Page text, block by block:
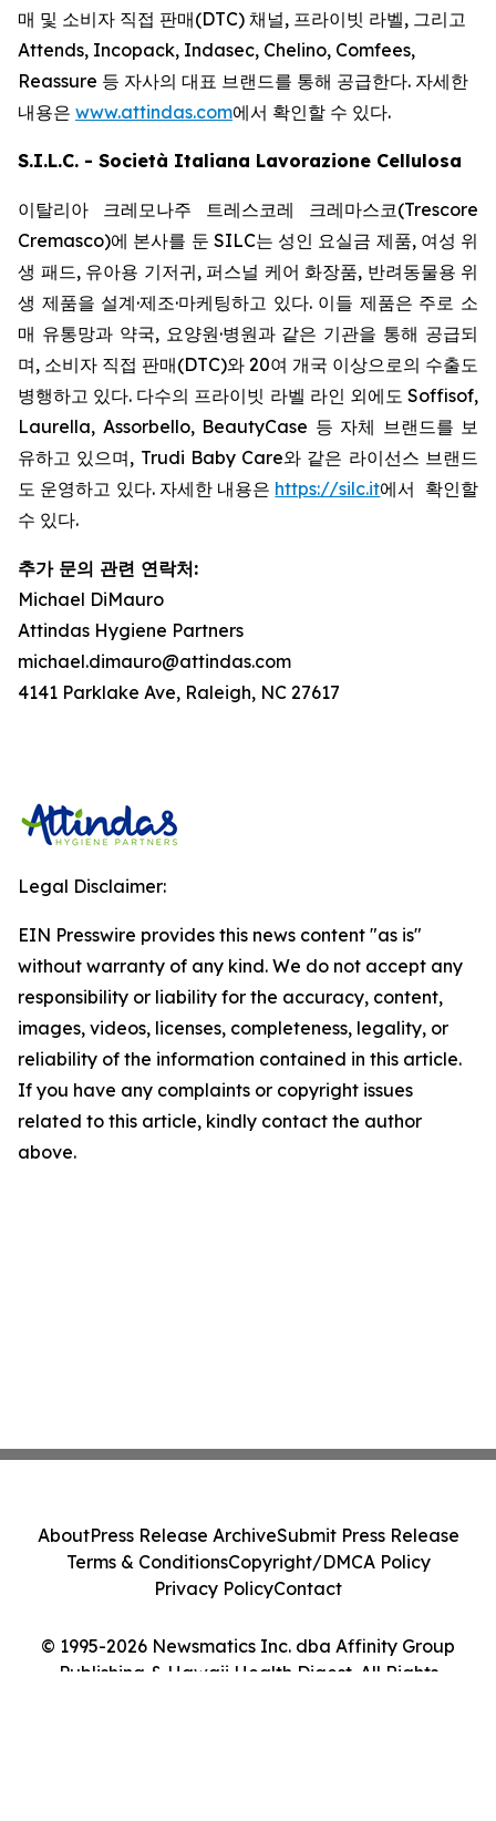
매 및 소비자 직접 판매(DTC) 채널, 프라이빗 라벨, 그리고
Attends, Incopack, Indasec, Chelino, Comfees,
Reassure 등 자사의 대표 브랜드를 통해 공급한다. 자세한
내용은 www.attindas.com에서 확인할 수 있다.
S.I.L.C. - Società Italiana Lavorazione Cellulosa
이탈리아 크레모나주 트레스코레 크레마스코(Trescore
Cremasco)에 본사를 둔 SILC는 성인 요실금 제품, 여성 위
생 패드, 유아용 기저귀, 퍼스널 케어 화장품, 반려동물용 위
생 제품을 설계·제조·마케팅하고 있다. 이들 제품은 주로 소
매 유통망과 약국, 요양원·병원과 같은 기관을 통해 공급되
며, 소비자 직접 판매(DTC)와 20여 개국 이상으로의 수출도
병행하고 있다. 다수의 프라이빗 라벨 라인 외에도 Soffisof,
Laurella, Assorbello, BeautyCase 등 자체 브랜드를 보
유하고 있으며, Trudi Baby Care와 같은 라이선스 브랜드
도 운영하고 있다. 자세한 내용은 https://silc.it에서 확인할
수 있다.
추가 문의 관련 연락처:
Michael DiMauro
Attindas Hygiene Partners
michael.dimauro@attindas.com
4141 Parklake Ave, Raleigh, NC 27617
Legal Disclaimer:
EIN Presswire provides this news content "as is"
without warranty of any kind. We do not accept any
responsibility or liability for the accuracy, content,
images, videos, licenses, completeness, legality, or
reliability of the information contained in this article.
If you have any complaints or copyright issues
related to this article, kindly contact the author
above.
© 1995-2026 Newsmatics Inc. dba Affinity Group
Publishing & Hawaii Health Digest. All Rights
AboutPress Release ArchiveSubmit Press Release
Terms & ConditionsCopyright/DMCA Policy
Privacy PolicyContact